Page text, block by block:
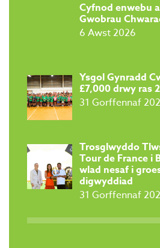
Cyfnod enwebu
Gwobrau
6 Awst 2026
Ysgol Gynradd
£7,000 drwy ras
31 Gorffennaf
Trosglwyddo
Tour de France i
wlad nesaf i
digwyddiad
31 Gorffennaf